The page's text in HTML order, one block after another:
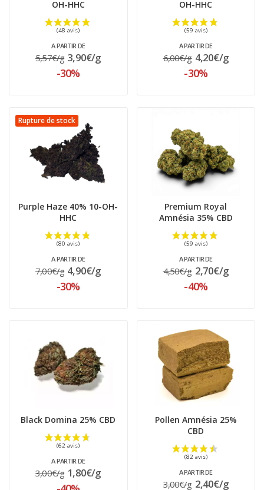
(52 avis)
OH-HHC
A PARTIR DE
5,57€/g 3,90€/g
-30%
OH-HHC
A PARTIR DE
6,00€/g 4,20€/g
-30%
Rupture de stock
Purple Haze 40% 10-OH-
HHC
A PARTIR DE
7,00€/g 4,90€/g
-30%
Premium Royal
Amnésia 35% CBD
A PARTIR DE
4,50€/g 2,70€/g
-40%
Black Domina 25% CBD
A PARTIR DE
3,00€/g 1,80€/g
Pollen Amnésia 25%
CBD
A PARTIR DE
3,00€/g 2,40€/g